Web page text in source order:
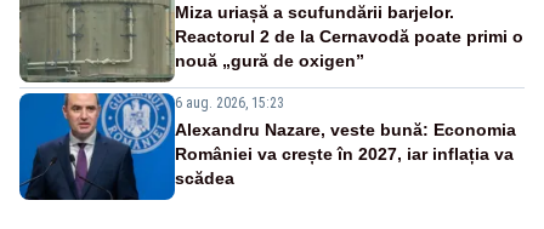
Miza uriașă a scufundării barjelor.
Reactorul 2 de la Cernavodă poate primi o
nouă „gură de oxigen”
6 aug. 2026, 15:23
Alexandru Nazare, veste bună: Economia
României va crește în 2027, iar inflația va
scădea